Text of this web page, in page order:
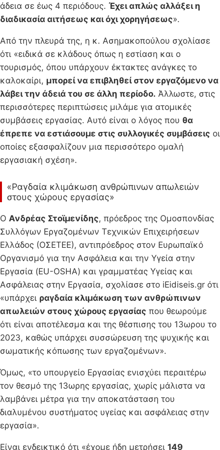
άδεια σε έως 4 περιόδους. Έχει απλώς αλλάξει η
διαδικασία αιτήσεως και όχι χορηγήσεως».
Από την πλευρά της, η κ. Ασημακοπούλου σχολίασε
ότι «ειδικά σε κλάδους όπως η εστίαση και ο
τουρισμός, όπου υπάρχουν έκτακτες ανάγκες το
καλοκαίρι, μπορεί να επιβληθεί στον εργαζόμενο να
λάβει την άδειά του σε άλλη περίοδο. Άλλωστε, στις
περισσότερες περιπτώσεις μιλάμε για ατομικές
συμβάσεις εργασίας. Αυτό είναι ο λόγος που θα
έπρεπε να εστιάσουμε στις συλλογικές συμβάσεις οι
οποίες εξασφαλίζουν μια περισσότερο ομαλή
εργασιακή σχέση».
«Ραγδαία κλιμάκωση ανθρώπινων απωλειών
στους χώρους εργασίας»
Ο Ανδρέας Στοϊμενίδης, πρόεδρος της Ομοσπονδίας
Συλλόγων Εργαζομένων Τεχνικών Επιχειρήσεων
Ελλάδος (ΟΣΕΤΕΕ), αντιπρόεδρος στον Ευρωπαϊκό
Οργανισμό για την Ασφάλεια και την Υγεία στην
Εργασία (EU-OSHA) και γραμματέας Υγείας και
Ασφάλειας στην Εργασία, σχολίασε στο iEidiseis.gr ότι
«υπάρχει ραγδαία κλιμάκωση των ανθρώπινων
απωλειών στους χώρους εργασίας που θεωρούμε
ότι είναι αποτέλεσμα και της θέσπισης του 13ωρου το
2023, καθώς υπάρχει συσσώρευση της ψυχικής και
σωματικής κόπωσης των εργαζομένων».
Όμως, «το υπουργείο Εργασίας ενισχύει περαιτέρω
τον θεσμό της 13ωρης εργασίας, χωρίς μάλιστα να
λαμβάνει μέτρα για την αποκατάσταση του
διαλυμένου συστήματος υγείας και ασφάλειας στην
εργασία».
Είναι ενδεικτικό ότι «έχομε ήδη μετρήσει 149